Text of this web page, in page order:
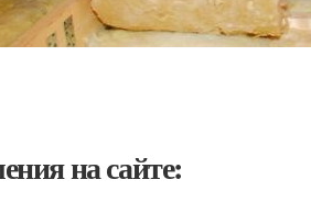
на сайте: